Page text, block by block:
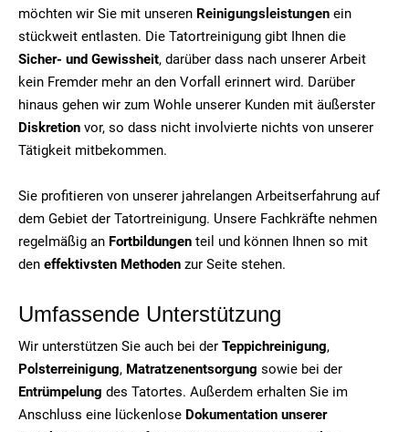
möchten wir Sie mit unseren Reinigungsleistungen ein
stückweit entlasten. Die Tatortreinigung gibt Ihnen die
Sicher- und Gewissheit, darüber dass nach unserer Arbeit
kein Fremder mehr an den Vorfall erinnert wird. Darüber
hinaus gehen wir zum Wohle unserer Kunden mit äußerster
Diskretion vor, so dass nicht involvierte nichts von unserer
Tätigkeit mitbekommen.
Sie profitieren von unserer jahrelangen Arbeitserfahrung auf
dem Gebiet der Tatortreinigung. Unsere Fachkräfte nehmen
regelmäßig an Fortbildungen teil und können Ihnen so mit
den effektivsten Methoden zur Seite stehen.
Umfassende Unterstützung
Wir unterstützen Sie auch bei der Teppichreinigung,
Polsterreinigung, Matratzenentsorgung sowie bei der
Entrümpelung des Tatortes. Außerdem erhalten Sie im
Anschluss eine lückenlose Dokumentation unserer